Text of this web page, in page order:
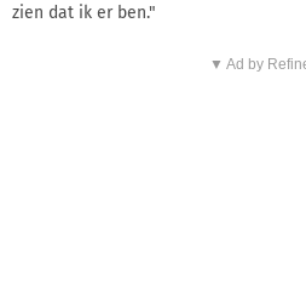
zien dat ik er ben."
▼ Ad by